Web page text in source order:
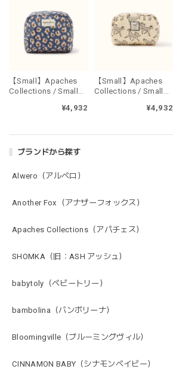
ブランドから探す
Alwero（アルベロ）
Another Fox（アナザーフォックス）
Apaches Collections（アパチェス）
SHOMKA（旧：ASH アッシュ）
babytoly（ベビートリー）
bambolina（バンボリーナ）
Bloomingville（ブルーミングヴィル）
CINNAMON BABY（シナモンベイビー）
【Small】Apaches
Collections / Small
¥4,932
【Small】Apaches
Collections / Small
¥4,932